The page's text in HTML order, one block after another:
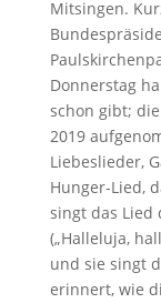
Mitsingen.
Donnerstag
schon gibt;
2019
Liebeslieder,
Hunger-Lied,
singt das Lied
(„Halleluja,
und sie singt
erinnert, wie